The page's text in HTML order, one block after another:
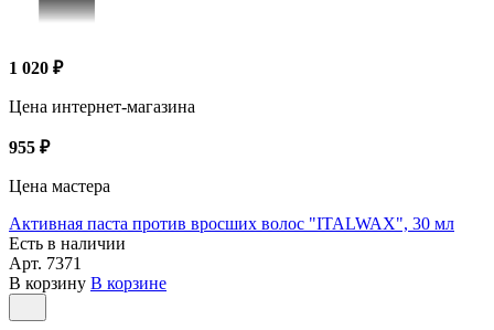
1 020 ₽
Цена интернет-магазина
955 ₽
Цена мастера
Активная паста против вросших волос "ITALWAX", 30 мл
Есть в наличии
Арт. 7371
В корзину В корзине